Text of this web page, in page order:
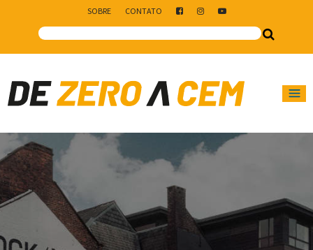
SOBRE CONTATO
Main Navigation